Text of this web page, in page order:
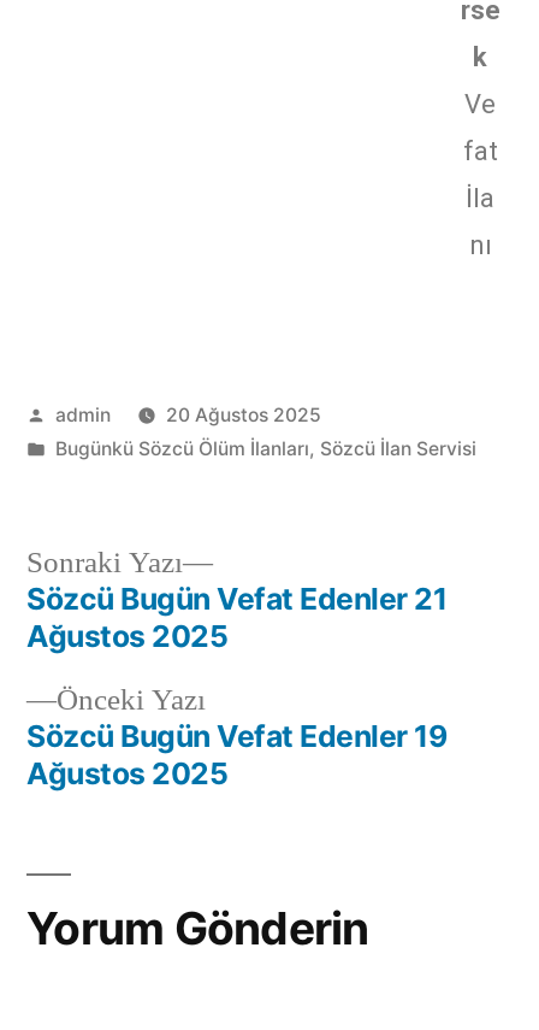
rse
k
Ve
fat
İla
nı
admin
20 Ağustos 2025
Bugünkü Sözcü Ölüm İlanları, Sözcü İlan Servisi
Önceki Yazı
Sözcü Bugün Vefat Edenler 19
Ağustos 2025
Sonraki Yazı
Sözcü Bugün Vefat Edenler 21
Ağustos 2025
Yorum Gönderin